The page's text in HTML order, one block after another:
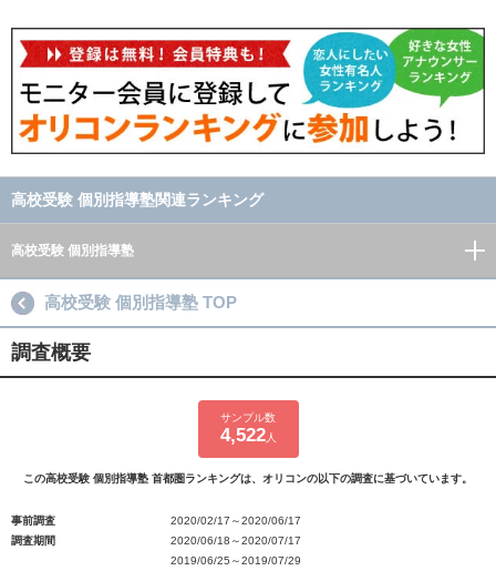
高校受験 個別指導塾関連ランキング
高校受験 個別指導塾
高校受験 個別指導塾 TOP
調査概要
サンプル数
4,522人
この高校受験 個別指導塾 首都圏ランキングは、オリコンの以下の調査に基づいています。
事前調査
2020/02/17～2020/06/17
調査期間
2020/06/18～2020/07/17
2019/06/25～2019/07/29